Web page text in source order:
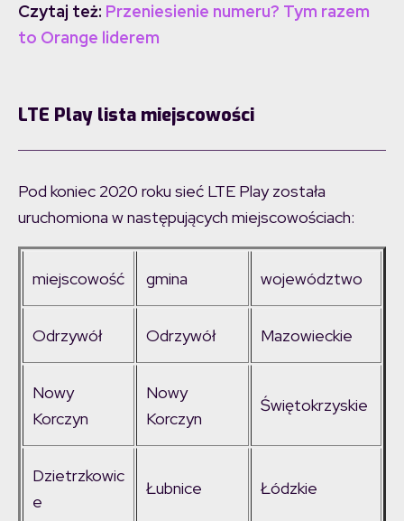
Czytaj też: Przeniesienie numeru? Tym razem
to Orange liderem
LTE Play lista miejscowości
Pod koniec 2020 roku sieć LTE Play została
uruchomiona w następujących miejscowościach:
miejscowość gmina województwo
Odrzywół Odrzywół Mazowieckie
Nowy
Korczyn
Nowy
Korczyn
Świętokrzyskie
Dzietrzkowic
e
Łubnice Łódzkie